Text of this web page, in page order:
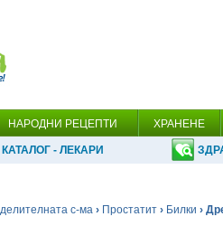
НАРОДНИ РЕЦЕПТИ ХРАНЕНЕ
КАТАЛОГ - ЛЕКАРИ
с-ма › Простатит › Билки ›